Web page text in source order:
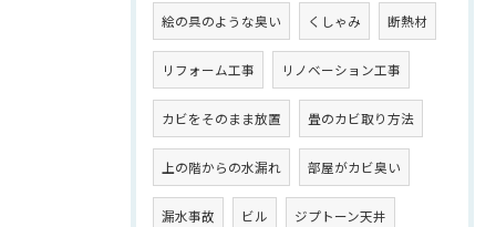
絵の具のような臭い くしゃみ 断熱材
リフォーム工事 リノベーション工事
カビをそのまま放置 畳のカビ取り方法
上の階からの水漏れ 部屋がカビ臭い
漏水事故 ビル ジプトーン天井